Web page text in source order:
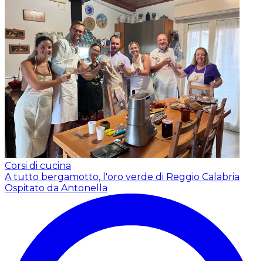
Corsi di cucina
A tutto bergamotto, l'oro verde di Reggio Calabria
Ospitato da Antonella